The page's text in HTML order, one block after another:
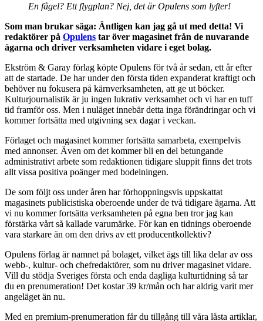
En fågel? Ett flygplan? Nej, det är Opulens som lyfter!
Som man brukar säga: Äntligen kan jag gå ut med detta! Vi
redaktörer på Opulens tar över magasinet från de nuvarande
ägarna och driver verksamheten vidare i eget bolag.
Ekström & Garay förlag köpte Opulens för två år sedan, ett år efter
att de startade. De har under den första tiden expanderat kraftigt och
behöver nu fokusera på kärnverksamheten, att ge ut böcker.
Kulturjournalistik är ju ingen lukrativ verksamhet och vi har en tuff
tid framför oss. Men i nuläget innebär detta inga förändringar och vi
kommer fortsätta med utgivning sex dagar i veckan.
Förlaget och magasinet kommer fortsätta samarbeta, exempelvis
med annonser. Även om det kommer bli en del betungande
administrativt arbete som redaktionen tidigare sluppit finns det trots
allt vissa positiva poänger med bodelningen.
De som följt oss under åren har förhoppningsvis uppskattat
magasinets publicistiska oberoende under de två tidigare ägarna. Att
vi nu kommer fortsätta verksamheten på egna ben tror jag kan
förstärka vårt så kallade varumärke. För kan en tidnings oberoende
vara starkare än om den drivs av ett producentkollektiv?
Opulens förlag är namnet på bolaget, vilket ägs till lika delar av oss
webb-, kultur- och chefredaktörer, som nu driver magasinet vidare.
Vill du stödja Sveriges första och enda dagliga kulturtidning så tar
du en prenumeration! Det kostar 39 kr/mån och har aldrig varit mer
angeläget än nu.
Med en premium-prenumeration får du tillgång till våra låsta artiklar,